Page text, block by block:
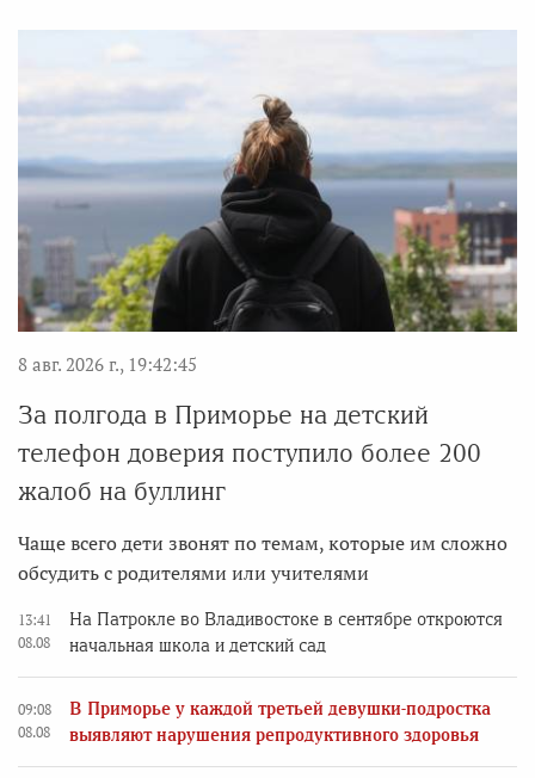
8 авг. 2026 г., 19:42:45
За полгода в Приморье на детский
телефон доверия поступило более 200
жалоб на буллинг
Чаще всего дети звонят по темам, которые им сложно
обсудить с родителями или учителями
13:41
08.08
На Патрокле во Владивостоке в сентябре откроются
начальная школа и детский сад
09:08
08.08
В Приморье у каждой третьей девушки-подростка
выявляют нарушения репродуктивного здоровья